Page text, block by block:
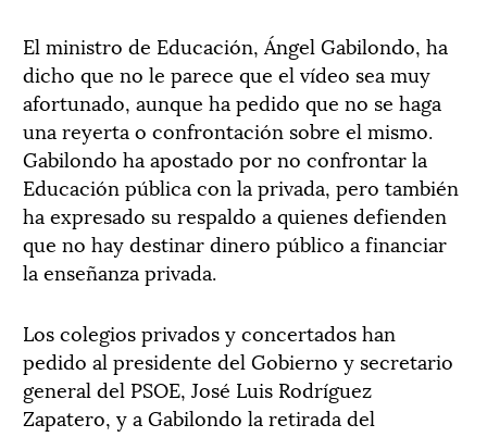
El ministro de Educación, Ángel Gabilondo, ha
dicho que no le parece que el vídeo sea muy
afortunado, aunque ha pedido que no se haga
una reyerta o confrontación sobre el mismo.
Gabilondo ha apostado por no confrontar la
Educación pública con la privada, pero también
ha expresado su respaldo a quienes defienden
que no hay destinar dinero público a financiar
la enseñanza privada.
Los colegios privados y concertados han
pedido al presidente del Gobierno y secretario
general del PSOE, José Luis Rodríguez
Zapatero, y a Gabilondo la retirada del